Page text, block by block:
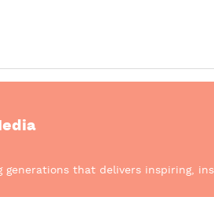
generations that delivers inspiring,